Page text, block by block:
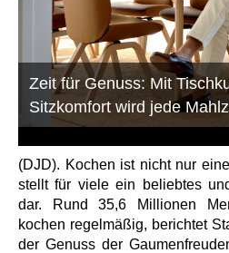
Zeit für Genuss: Mit
Sitzkomfort wird jede
(DJD). Kochen ist nicht nur
stellt für viele ein beliebtes
dar. Rund 35,6 Millionen
kochen regelmäßig, berichtet
der Genuss der